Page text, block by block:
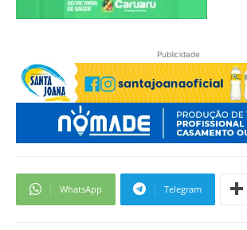
Publicidade
WhatsApp Telegram